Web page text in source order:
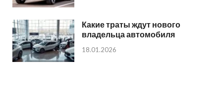
Какие траты ждут нового
владельца автомобиля
18.01.2026